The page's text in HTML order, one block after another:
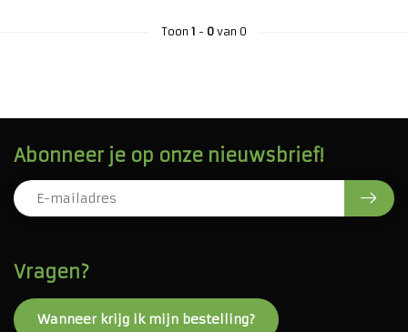
Toon 1 - 0van 0
Vragen?
Wanneer krijg ik mijn bestelling?
Abonneer je op onze nieuwsbrief!